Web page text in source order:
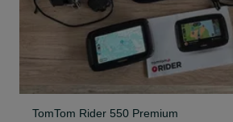
TomTom Rider 550 Premium